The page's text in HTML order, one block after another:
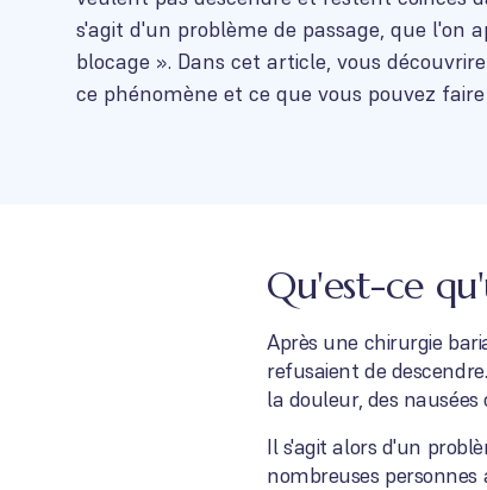
s'agit d'un problème de passage, que l'on
blocage ». Dans cet article, vous
ce phénomène et ce que vous pouvez
Qu'est-ce
Après une chirurgie
refusaient de
la douleur, des
Il s'agit alors d'un
nombreuses